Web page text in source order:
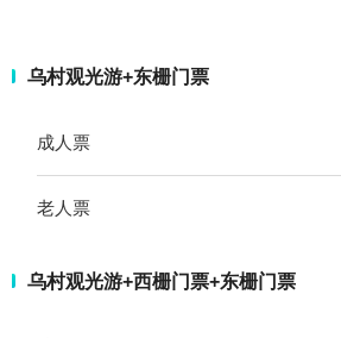
乌村观光游+东栅门票
成人票
老人票
乌村观光游+西栅门票+东栅门票